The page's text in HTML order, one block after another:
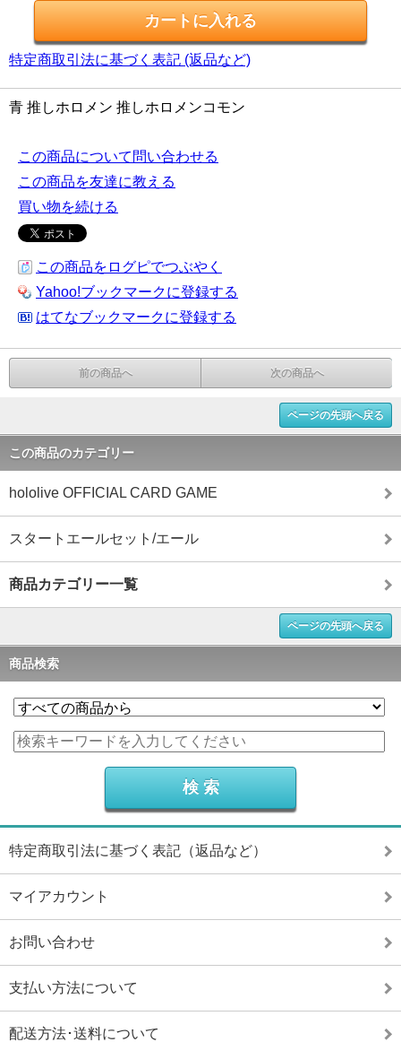
特定商取引法に基づく表記 (返品など)
青 推しホロメン 推しホロメンコモン
この商品について問い合わせる
この商品を友達に教える
買い物を続ける
この商品をログピでつぶやく
Yahoo!ブックマークに登録する
はてなブックマークに登録する
前の商品へ 次の商品へ
ページの先頭へ戻る
この商品のカテゴリー
hololive OFFICIAL CARD GAME
スタートエールセット/エール
商品カテゴリー一覧
ページの先頭へ戻る
商品検索
特定商取引法に基づく表記（返品など）
マイアカウント
お問い合わせ
支払い方法について
配送方法･送料について